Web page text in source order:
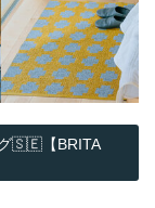
グ🇸🇪【BRITA